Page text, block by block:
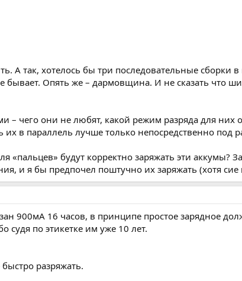
А так, хотелось бы три последовательные сборки
Опять же – дармовщина. И не сказать что
чего они не любят, какой режим разряда для них
в параллель лучше только непосредственно под
«пальцев» будут корректно заряжать эти аккумы?
и я бы предпочел поштучно их заряжать (хотя
900мА 16 часов, в принципе простое зарядное
судя по этикетке им уже 10 лет.
разряжать.